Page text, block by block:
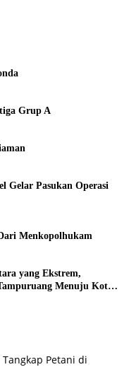
Grup A
Gelar Pasukan Operasi
Menkopolhukam
yang Ekstrem,
Menuju Koto
Petani di